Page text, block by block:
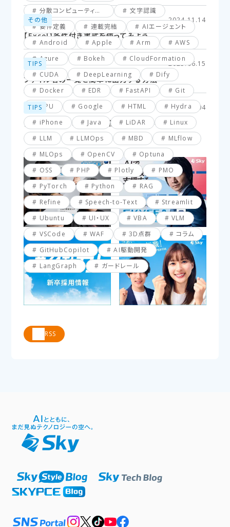
分散コンピューティング
文字認識
要件定義
連載完結
AIエージェント
Android
Apple Arm
AWS
Azure
Bokeh
CloudFormation
CUDA
DeepLearning
Dify
Docker
EDR FastAPI
Git
GPU
Google HTML
Hydra
iPhone
Java LiDAR
Linux
LLM
LLMOps MBD
MLflow
MLOps
OpenCV
Optuna
OSS
PHP Plotly
PMO
PyTorch
Python
RAG
Refine
Speech-to-Text
Streamlit
Ubuntu
UI・UX VBA
VLM
VSCode
WAF 3D点群
コラム
GitHubCopilot
AI駆動開発
LangGraph
ガードレール
その他 2024.11.14
【Excel】条件付き書式を使ってみよう
TIPS 2025.06.15
ファイル名の一覧を簡単に出力する方法
TIPS 2025.03.04
【VBA】最終行と最終列を簡単に取得する方法
RSS